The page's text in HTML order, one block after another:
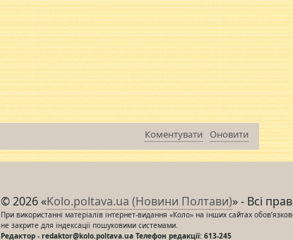
Оновити
Коментувати
© 2026 «Kolo.poltava.ua (Новини Полтави)» - Всі
При використанні матеріалів інтернет-видання «Коло» на інших сайтах
не закрите для індексації пошуковими системами.
Редактор - redaktor@kolo.poltava.ua Телефон редакції: 613-245